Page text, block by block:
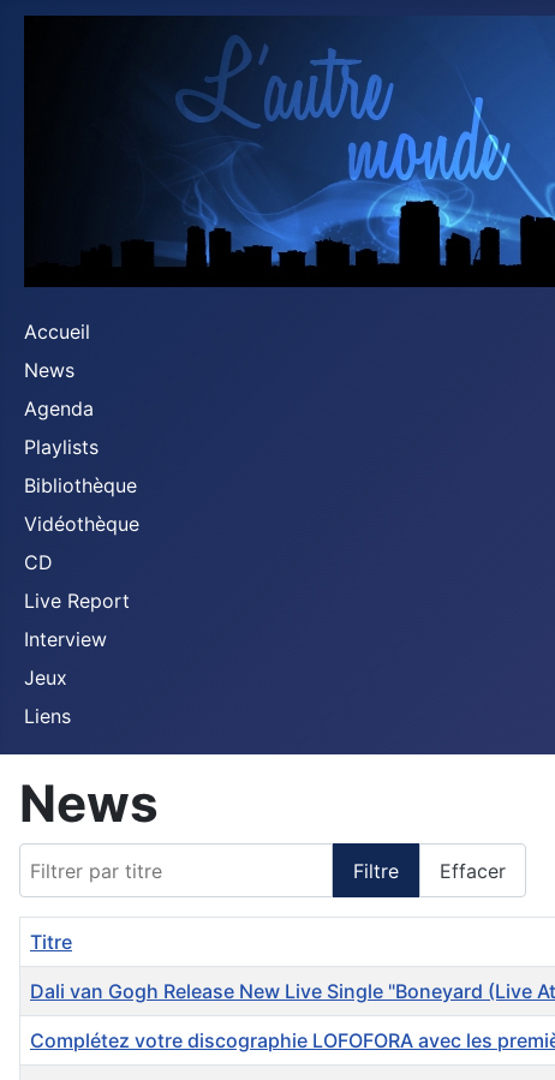
Accueil
News
Agenda
Playlists
Bibliothèque
Vidéothèque
CD
Live Report
Interview
Jeux
Liens
News
Filtre Effacer
Titre
Dali van Gogh Release New Live Single "Boneyard (Live
Complétez votre discographie LOFOFORA avec les